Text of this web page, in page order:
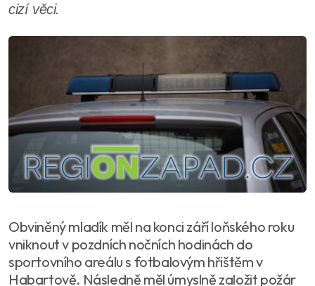
cizí věci.
Obviněný mladík měl na konci září loňského roku
vniknout v pozdních nočních hodinách do
sportovního areálu s fotbalovým hřištěm v
Habartově. Následně měl úmyslně založit požár